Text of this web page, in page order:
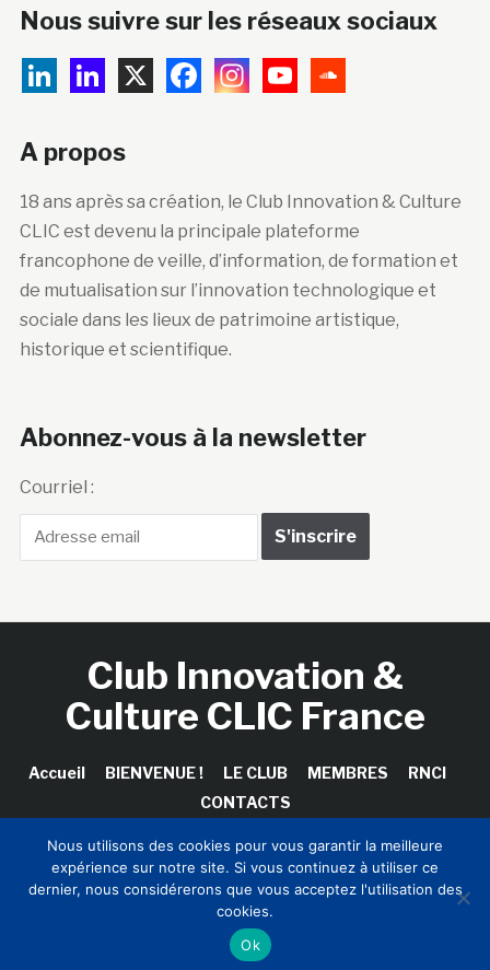
Nous suivre sur les réseaux sociaux
A propos
18 ans après sa création, le Club Innovation & Culture
CLIC est devenu la principale plateforme
francophone de veille, d’information, de formation et
de mutualisation sur l’innovation technologique et
sociale dans les lieux de patrimoine artistique,
historique et scientifique.
Abonnez-vous à la newsletter
Courriel :
Club Innovation &
Culture CLIC France
Accueil BIENVENUE ! LE CLUB MEMBRES
RNCI
CONTACTS
Copyright © 2026 Club Innovation & Culture CLIC France /
Sinapses Conseils
Nous utilisons des cookies pour vous garantir la meilleure
expérience sur notre site. Si vous continuez à utiliser ce
dernier, nous considérerons que vous acceptez l'utilisation des
cookies.
Ok